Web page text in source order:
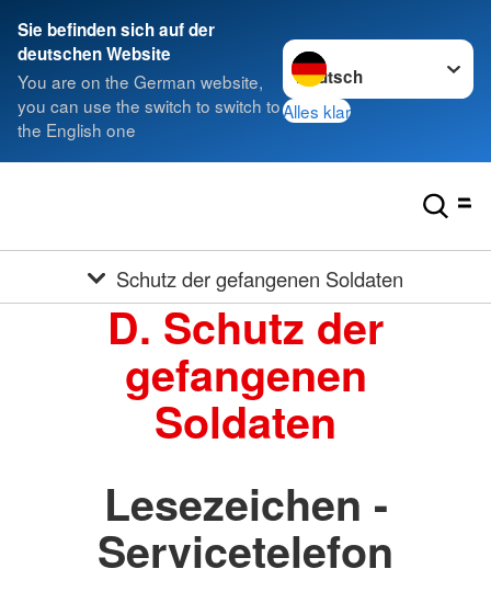
Sie befinden sich auf der
deutschen Website
You are on the German website,
you can use the switch to switch to
the English one
Sprache wechseln zu
Alles klar
Schutz der gefangenen Soldaten
D. Schutz der
gefangenen
Soldaten
Lesezeichen -
Servicetelefon